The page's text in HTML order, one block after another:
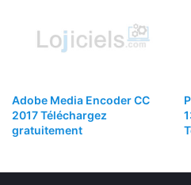
Adobe Media Encoder CC
2017 Téléchargez
gratuitement